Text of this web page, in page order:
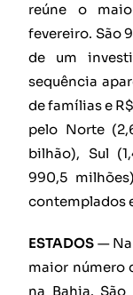
reúne o
fevereiro. São
de um
sequência
de famílias e
pelo Norte
bilhão), Sul
990,5
contemplados
ESTADOS — Na
maior número
na Bahia.